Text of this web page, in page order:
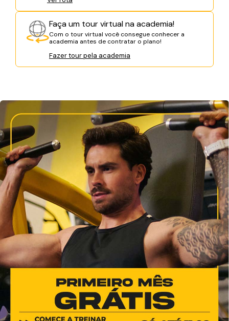
Faça um tour virtual na academia!
Com o tour virtual você consegue conhecer a
academia antes de contratar o plano!
Fazer tour pela academia